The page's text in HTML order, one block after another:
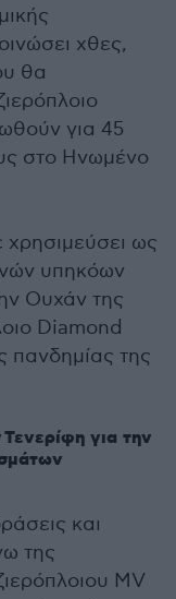
χθες,
θα
για 45
στο Ηνωμένο
ως
υπηκόων
Ουχάν της
Diamond
πανδημίας της
για την
και
της
MV